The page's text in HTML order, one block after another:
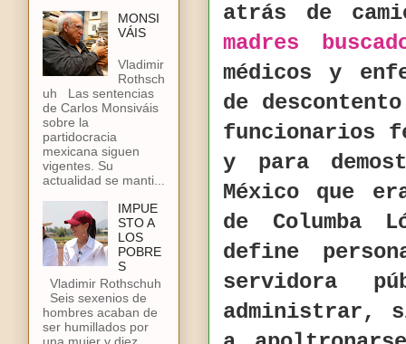
atrás de
madres
médicos y
de
funcionarios
y para
México que
de Columba
define
servidora
administrar,
MONSI
VÁIS
Vladimir
Rothsch
uh Las sentencias
de Carlos Monsiváis
sobre la
partidocracia
mexicana siguen
vigentes. Su
actualidad se manti...
IMPUE
STO A
LOS
POBRE
S
Vladimir Rothschuh
Seis sexenios de
hombres acaban de
ser humillados por
una mujer y diez